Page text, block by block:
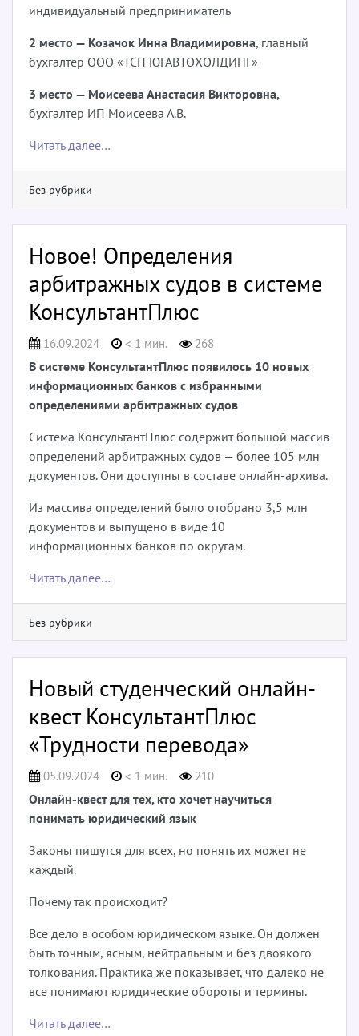
индивидуальный предприниматель
2 место — Козачок Инна Владимировна, главный
бухгалтер ООО «ТСП ЮГАВТОХОЛДИНГ»
3 место — Моисеева Анастасия Викторовна,
бухгалтер ИП Моисеева А.В.
Читать далее…
Без рубрики
Новое! Определения
арбитражных судов в системе
КонсультантПлюс
16.09.2024 < 1 мин. 268
В системе КонсультантПлюс появилось 10 новых
информационных банков с избранными
определениями арбитражных судов
Система КонсультантПлюс содержит большой массив
определений арбитражных судов — более 105 млн
документов. Они доступны в составе онлайн-архива.
Из массива определений было отобрано 3,5 млн
документов и выпущено в виде 10
информационных банков по округам.
Читать далее…
Без рубрики
Новый студенческий онлайн-
квест КонсультантПлюс
«Трудности перевода»
05.09.2024 < 1 мин. 210
Онлайн-квест для тех, кто хочет научиться
понимать юридический язык
Законы пишутся для всех, но понять их может не
каждый.
Почему так происходит?
Все дело в особом юридическом языке. Он должен
быть точным, ясным, нейтральным и без двоякого
толкования. Практика же показывает, что далеко не
все понимают юридические обороты и термины.
Читать далее…